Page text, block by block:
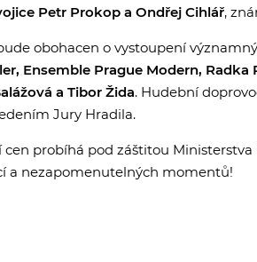
Petr Prokop a Ondřej Cihlář,
obohacen o vystoupení
Ensemble Prague Modern,
a Tibor Žida. Hudební
Jury Hradila.
probíhá pod záštitou Ministerstva
a nezapomenutelných momentů!